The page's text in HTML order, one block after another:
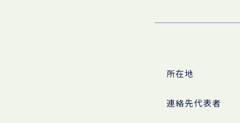
所在地
連絡先代表者